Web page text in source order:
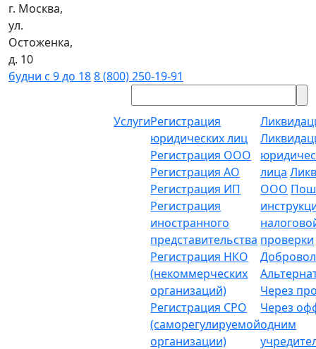
г. Москва,
ул.
Остоженка,
д. 10
будни с 9 до 188 (800) 250-19-91
УслугиРегистрация
юридических лиц
Регистрация ООО
Регистрация АО
Регистрация ИП
Регистрация
иностранного
представительства
Регистрация НКО
(некоммерческих
организаций)
Регистрация СРО
(саморегулируемой
организации)
лица
ООО
проверки
Через
Через
одним